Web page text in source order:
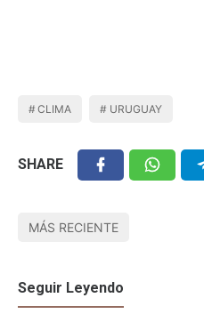
CLIMA URUGUAY
SHARE
MÁS RECIENTE
Seguir Leyendo